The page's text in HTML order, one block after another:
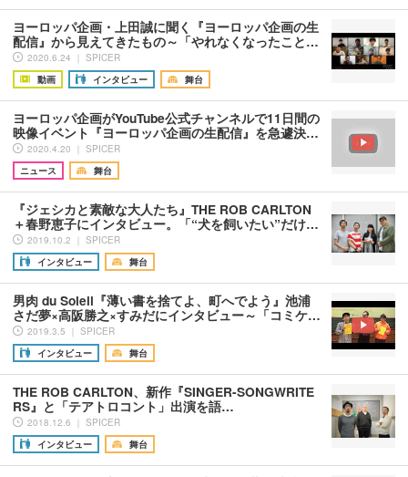
ヨーロッパ企画・上田誠に聞く『ヨーロッパ企画の生
配信』から見えてきたもの～「やれなくなったこと…
2020.6.24 ｜ SPICER
動画
インタビュー 舞台
ヨーロッパ企画がYouTube公式チャンネルで11日間の
映像イベント『ヨーロッパ企画の生配信』を急遽決…
2020.4.20 ｜ SPICER
ニュース
舞台
『ジェシカと素敵な大人たち』THE ROB CARLTON
＋春野恵子にインタビュー。「“犬を飼いたい”だけ…
2019.10.2 ｜ SPICER
インタビュー
舞台
男肉 du Soleil『薄い書を捨てよ、町へでよう』池浦
さだ夢×高阪勝之×すみだにインタビュー～「コミケ…
2019.3.5 ｜ SPICER
インタビュー
舞台
THE ROB CARLTON、新作『SINGER-SONGWRITE
RS』と「テアトロコント」出演を語…
2018.12.6 ｜ SPICER
インタビュー
舞台